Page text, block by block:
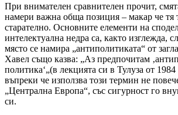
При внимателен сравнителен прочит,
намери важна обща позиция – макар че тя
старателно. Основните елементи на
интелектуална недра са, както изглежда,
място се намира „антиполитиката“ от
Хавел също казва: „Аз предпочитам
политика‘„(в лекцията си в Тулуза от
въпреки че използва този термин не
„Централна Европа“, със сигурност го
си.